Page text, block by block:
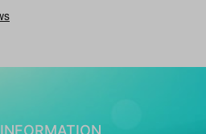
INFORMATION